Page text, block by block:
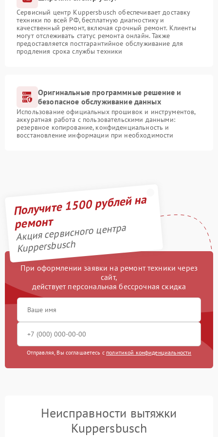
Сервисный центр Kuppersbusch обеспечивает доставку
техники по всей РФ, бесплатную диагностику и
качественный ремонт, включая срочный ремонт. Клиенты
могут отслеживать статус ремонта онлайн. Также
предоставляется постгарантийное обслуживание для
продления срока службы техники
Оригинальные программные решение и
безопасное обслуживание данных
Использование официальных прошивок и инструментов,
аккуратная работа с пользовательскими данными:
резервное копирование, конфиденциальность и
восстановление информации при необходимости
Получите 1500 рублей на
ремонт
Акция сервисного центра
Kuppersbusch
При оформлении заявки на ремонт техники через
сайт,
действует персональная бессрочная скидка
Отправляя, Вы соглашаетесь с политикой конфиденциальности
Неисправности вытяжки
Kuppersbusch